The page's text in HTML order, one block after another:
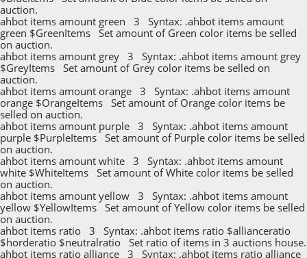
auction.
ahbot items amount green 3 Syntax: .ahbot items amount
green $GreenItems Set amount of Green color items be selled
on auction.
ahbot items amount grey 3 Syntax: .ahbot items amount grey
$GreyItems Set amount of Grey color items be selled on
auction.
ahbot items amount orange 3 Syntax: .ahbot items amount
orange $OrangeItems Set amount of Orange color items be
selled on auction.
ahbot items amount purple 3 Syntax: .ahbot items amount
purple $PurpleItems Set amount of Purple color items be selled
on auction.
ahbot items amount white 3 Syntax: .ahbot items amount
white $WhiteItems Set amount of White color items be selled
on auction.
ahbot items amount yellow 3 Syntax: .ahbot items amount
yellow $YellowItems Set amount of Yellow color items be selled
on auction.
ahbot items ratio 3 Syntax: .ahbot items ratio $allianceratio
$horderatio $neutralratio Set ratio of items in 3 auctions house.
ahbot items ratio alliance 3 Syntax: .ahbot items ratio alliance